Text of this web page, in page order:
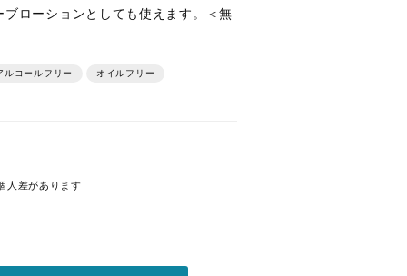
ローションとしても使えます。＜無
コールフリー オイルフリー
人差があります